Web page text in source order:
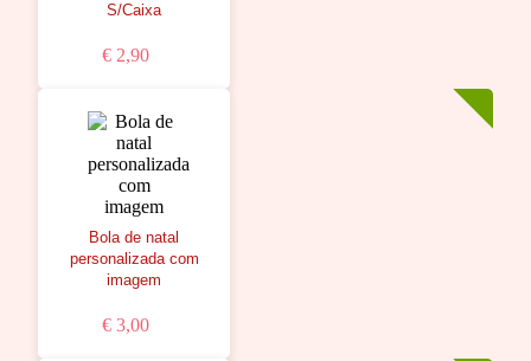
S/Caixa
€ 2,90
Bola de natal
personalizada com
imagem
€ 3,00